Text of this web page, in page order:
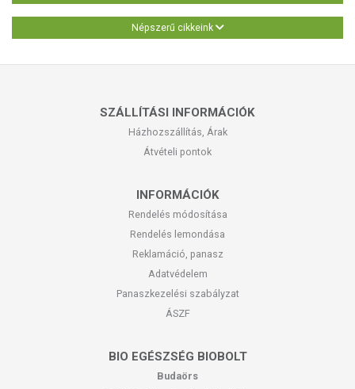
Népszerű cikkeink
SZÁLLÍTÁSI INFORMÁCIÓK
Házhozszállítás, Árak
Átvételi pontok
INFORMÁCIÓK
Rendelés módosítása
Rendelés lemondása
Reklamáció, panasz
Adatvédelem
Panaszkezelési szabályzat
ÁSZF
BIO EGÉSZSÉG BIOBOLT
Budaörs